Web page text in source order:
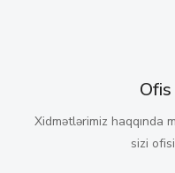
Ofis
Xidmətlərimiz haqqında
sizi